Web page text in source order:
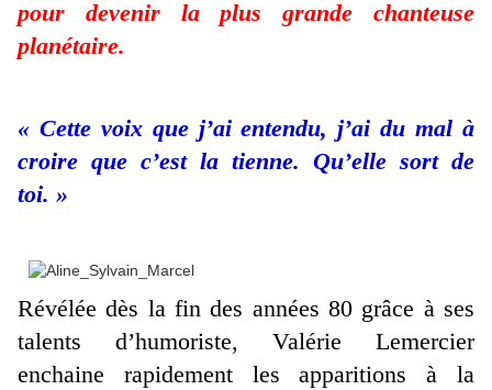
pour devenir la plus grande chanteuse
planétaire.
« Cette voix que j’ai entendu, j’ai du mal à
croire que c’est la tienne. Qu’elle sort de
toi. »
Révélée dès la fin des années 80 grâce à ses
talents d’humoriste, Valérie Lemercier
enchaine rapidement les apparitions à la